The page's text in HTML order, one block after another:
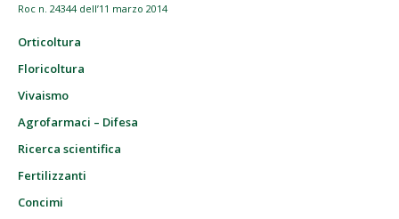
Roc n. 24344 dell’11 marzo 2014
Orticoltura
Floricoltura
Vivaismo
Agrofarmaci – Difesa
Ricerca scientifica
Fertilizzanti
Concimi